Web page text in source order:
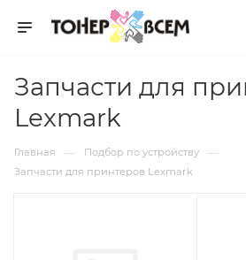
Запчасти для
Lexmark
Главная — Подбор по устройству —
Запчасти для принтеров Lexmark